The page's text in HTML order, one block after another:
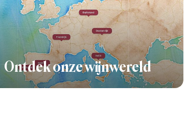
Ontdek onze wijnwereld